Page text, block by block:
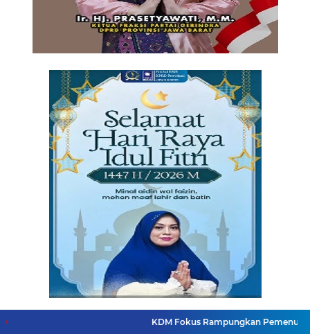
KDM Fokus Rampungkan Pemenuhan Layanan